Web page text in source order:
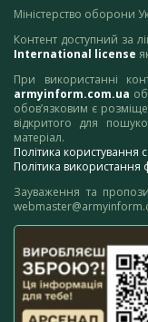
Міністерство оборони
Контент доступний за
International license
При використанні
armyinform.com.ua
обов’язковим є
відкритого для
матеріал.
Політика користування
Політика використання
Зауваження та